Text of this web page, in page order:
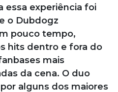
essa experiência foi
o Dubdogz
pouco tempo,
hits dentro e fora do
mais
da cena. O duo
alguns dos maiores